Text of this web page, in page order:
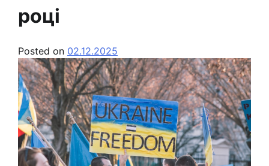
році
Posted on 02.12.2025